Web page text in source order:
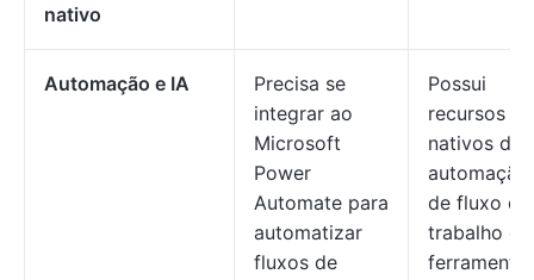
nativo
Automação e IA
Precisa se
integrar ao
Microsoft
Power
Automate para
automatizar
fluxos de
Possui
recursos
nativos de
automação
de fluxo de
trabalho e